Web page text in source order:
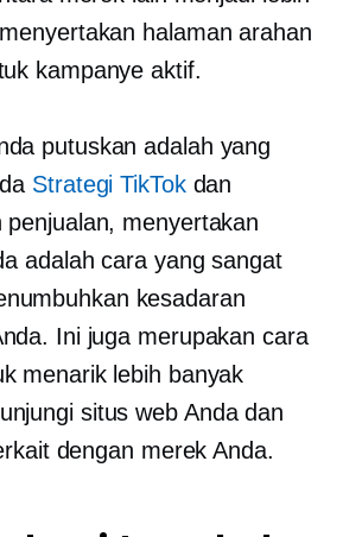
halaman arahan
kampanye aktif.
putuskan adalah yang
Strategi TikTokdan
penjualan, menyertakan
adalah cara yang sangat
kesadaran
Ini juga merupakan cara
menarik lebih banyak
situs web Anda dan
dengan merek Anda.